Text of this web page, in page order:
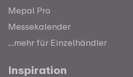
Mepal Pro
Messekalender
...mehr für Einzelhändler
Inspiration